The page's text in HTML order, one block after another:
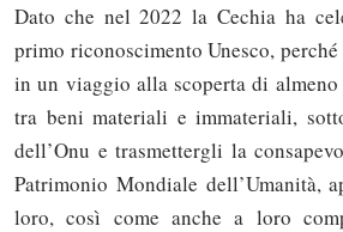
Dato che nel 2022 la Cechia ha
primo riconoscimento Unesco,
in un viaggio alla scoperta di
tra beni materiali e immateriali,
dell’Onu e trasmettergli la
Patrimonio Mondiale dell’Umanità,
loro, così come anche a loro